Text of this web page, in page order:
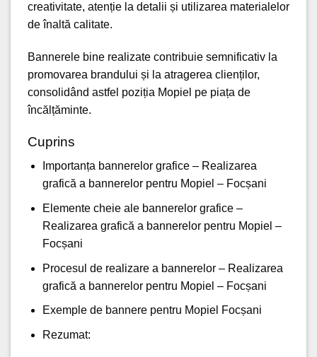
creativitate, atenție la detalii și utilizarea materialelor
de înaltă calitate.
Bannerele bine realizate contribuie semnificativ la
promovarea brandului și la atragerea clienților,
consolidând astfel poziția Mopiel pe piața de
încălțăminte.
Cuprins
Importanța bannerelor grafice – Realizarea
grafică a bannerelor pentru Mopiel – Focșani
Elemente cheie ale bannerelor grafice –
Realizarea grafică a bannerelor pentru Mopiel –
Focșani
Procesul de realizare a bannerelor – Realizarea
grafică a bannerelor pentru Mopiel – Focșani
Exemple de bannere pentru Mopiel Focșani
Rezumat: